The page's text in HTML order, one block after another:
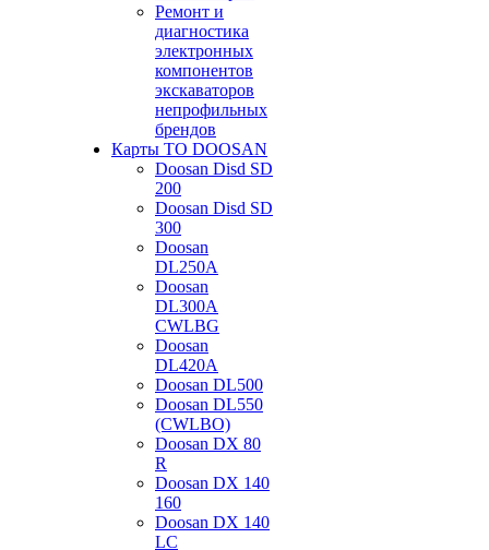
Ремонт и
диагностика
электронных
компонентов
экскаваторов
непрофильных
брендов
Карты ТО DOOSAN
Doosan Disd SD
200
Doosan Disd SD
300
Doosan
DL250A
Doosan
DL300A
CWLBG
Doosan
DL420A
Doosan DL500
Doosan DL550
(CWLBO)
Doosan DX 80
R
Doosan DX 140
160
Doosan DX 140
LC